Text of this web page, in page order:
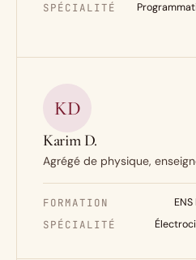
SPÉCIALITÉ
KD
Karim D.
Agrégé de physique,
FORMATION
SPÉCIALITÉ